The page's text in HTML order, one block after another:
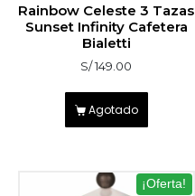
Rainbow Celeste 3 Tazas
Sunset Infinity Cafetera
Bialetti
S/149.00
Agotado
¡Oferta!